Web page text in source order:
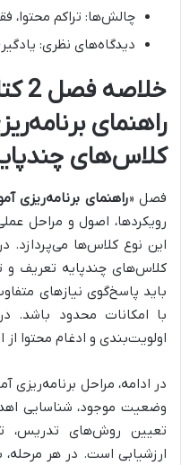
چالش‌ها: تراکم محتوا،
دیدگاه‌های نظری:
راهنمای
کلاس‌های
فصل «راهنمای برنامه‌ریزی
رویکردها، اصول و مراحل
این نوع کلاس‌ها می‌پردازد.
کلاس‌های چندپایه تعریف و
باید پاسخ‌گوی نیازهای
با امکانات محدود باشد.
اولویت‌بندی و ادغام محتوا
در ادامه، مراحل برنامه‌ریزی
وضعیت موجود، شناسایی
تعیین روش‌های تدریس،
ارزشیابی است. در هر مرحله،